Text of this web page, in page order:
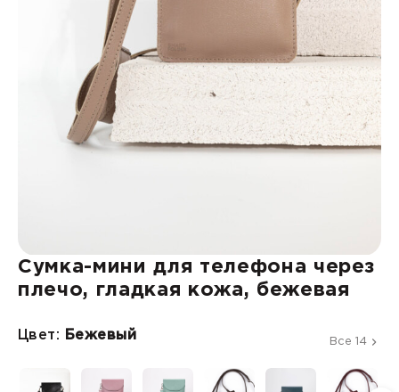
Сумка-мини для телефона через
плечо, гладкая кожа, бежевая
Цвет: Бежевый Все 14